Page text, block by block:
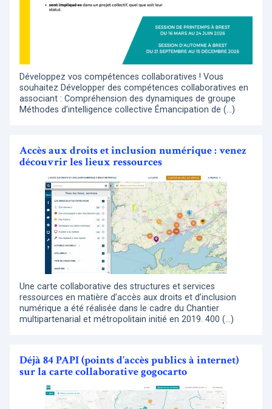
Développez vos compétences collaboratives ! Vous
souhaitez Développer des compétences collaboratives en
associant : Compréhension des dynamiques de groupe
Méthodes d’intelligence collective Émancipation de (…)
Accès aux droits et inclusion numérique : venez
découvrir les lieux ressources
Une carte collaborative des structures et services
ressources en matière d’accès aux droits et d’inclusion
numérique a été réalisée dans le cadre du Chantier
multipartenarial et métropolitain initié en 2019. 400 (…)
Déjà 84 PAPI (points d’accès publics à internet)
sur la carte collaborative gogocarto